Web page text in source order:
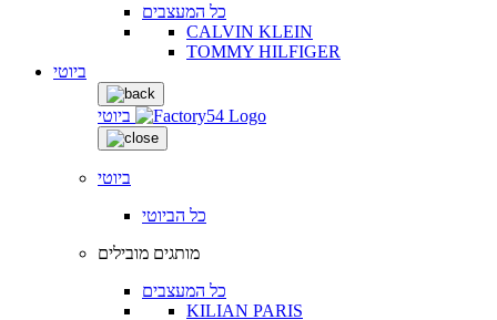
כל המעצבים
CALVIN KLEIN
TOMMY HILFIGER
ביוטי
ביוטי
ביוטי
כל הביוטי
מותגים מובילים
כל המעצבים
KILIAN PARIS